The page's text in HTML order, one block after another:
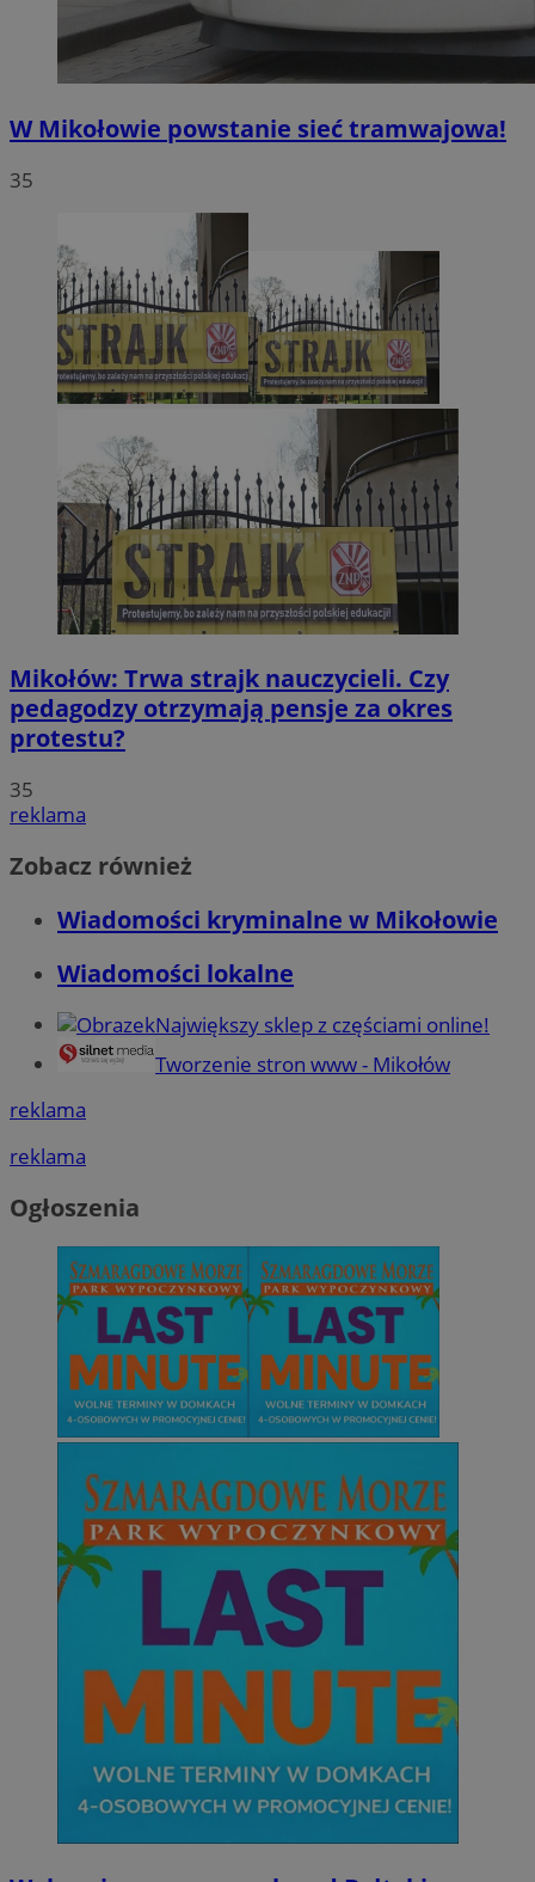
W Mikołowie powstanie sieć tramwajowa!
35
Mikołów: Trwa strajk nauczycieli. Czy
pedagodzy otrzymają pensje za okres
protestu?
35
reklama
Zobacz również
Wiadomości kryminalne w Mikołowie
Wiadomości lokalne
Największy sklep z częściami online!
Tworzenie stron www - Mikołów
reklama
reklama
Ogłoszenia